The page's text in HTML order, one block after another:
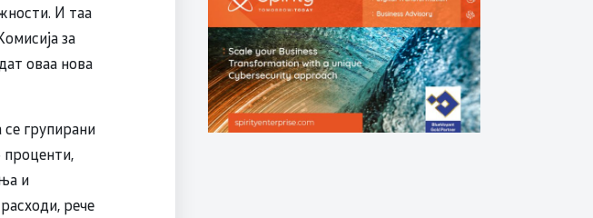
И таа
за
оваа нова
групирани
проценти,
и
рече